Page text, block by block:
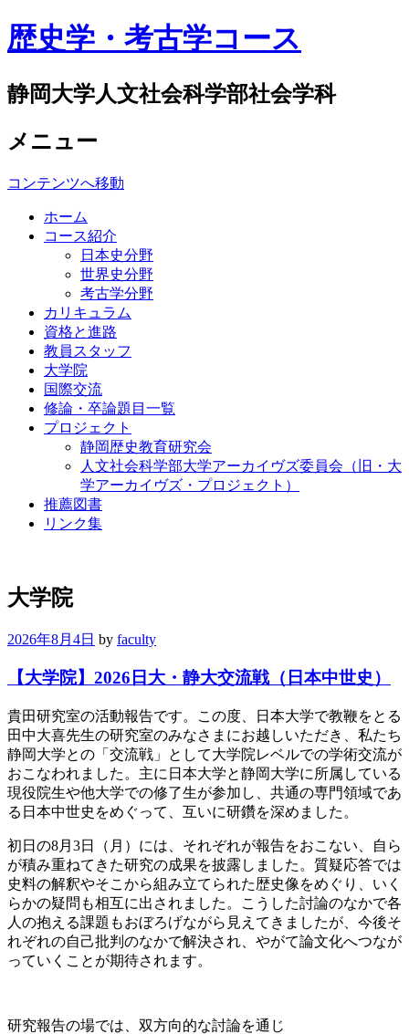
歴史学・考古学コース
静岡大学人文社会科学部社会学科
メニュー
コンテンツへ移動
ホーム
コース紹介
日本史分野
世界史分野
考古学分野
カリキュラム
資格と進路
教員スタッフ
大学院
国際交流
修論・卒論題目一覧
プロジェクト
静岡歴史教育研究会
人文社会科学部大学アーカイヴズ委員会（旧・大
学アーカイヴズ・プロジェクト）
推薦図書
リンク集
大学院
2026年8月4日 by faculty
【大学院】2026日大・静大交流戦（日本中世史）
貴田研究室の活動報告です。この度、日本大学で教鞭をとる
田中大喜先生の研究室のみなさまにお越しいただき、私たち
静岡大学との「交流戦」として大学院レベルでの学術交流が
おこなわれました。主に日本大学と静岡大学に所属している
現役院生や他大学での修了生が参加し、共通の専門領域であ
る日本中世史をめぐって、互いに研鑽を深めました。
初日の8月3日（月）には、それぞれが報告をおこない、自ら
が積み重ねてきた研究の成果を披露しました。質疑応答では
史料の解釈やそこから組み立てられた歴史像をめぐり、いく
らかの疑問も相互に出されました。こうした討論のなかで各
人の抱える課題もおぼろげながら見えてきましたが、今後そ
れぞれの自己批判のなかで解決され、やがて論文化へつなが
っていくことが期待されます。
研究報告の場では、双方向的な討論を通じ